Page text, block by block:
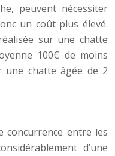
peuvent nécessiter
un coût plus élevé.
sur une chatte
100€ de moins
une chatte âgée de 2
concurrence entre les
d’une